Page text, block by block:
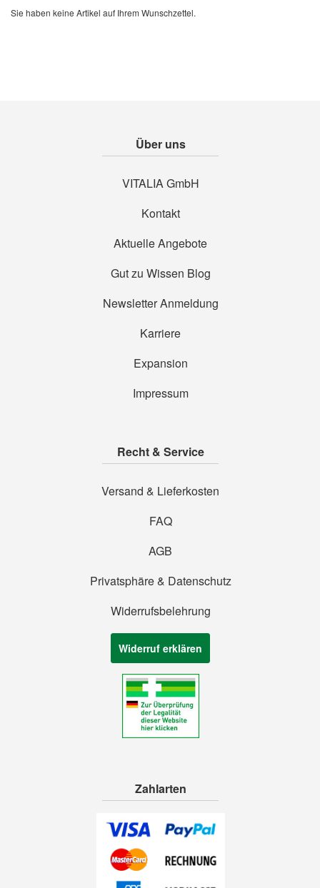
Sie haben keine Artikel auf Ihrem Wunschzettel.
Über uns
VITALIA GmbH
Kontakt
Aktuelle Angebote
Gut zu Wissen Blog
Newsletter Anmeldung
Karriere
Expansion
Impressum
Recht & Service
Versand & Lieferkosten
FAQ
AGB
Privatsphäre & Datenschutz
Widerrufsbelehrung
Widerruf erklären
Zahlarten